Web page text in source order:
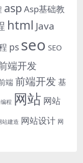
asp Asp基础教
html Java
ps seo SEO
端开发
端 前端开发 基
编程 网站 网站
站建造 网站设计 网